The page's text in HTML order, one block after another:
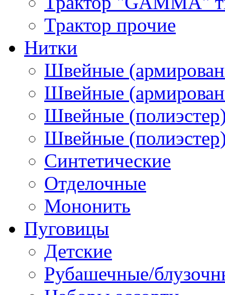
Трактор прочие
Нитки
Швейные
Швейные
Швейные
Швейные
Синтетические
Отделочные
Мононить
Пуговицы
Детские
Рубашечные/